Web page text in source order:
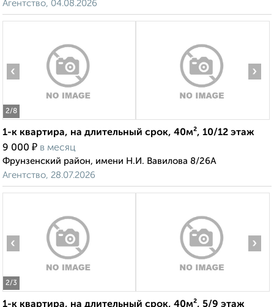
Агентство, 04.08.2026
2/8
‹ ›
1-к квартира, на длительный срок, 40м², 10/12 этаж
9 000 ₽ в месяц
Фрунзенский район, имени Н.И. Вавилова 8/26А
Агентство, 28.07.2026
2/3
‹ ›
1-к квартира, на длительный срок, 40м², 5/9 этаж